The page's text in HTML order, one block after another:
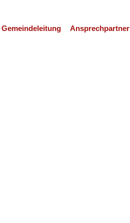
Gemeindeleitung Ansprechpartner